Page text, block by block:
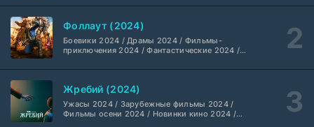
Укрытие (2026)
1-3 сезон
5 серия
HDrezka Studio
Мыс страха (2026)
1 сезон
Dragon Money Studio
2024 / Американские фильмы / Фильмы
высоким рейтингом / Интересные фильмы /
Крутые фильмы / Популярные фильмы
Фоллаут (2024)
Боевики 2024 / Драмы 2024 / Фильмы-
приключения 2024 / Фантастические 2024 /
смотреть / Сериалы в 4K UHD / Американские
Жребий (2024)
Ужасы 2024 / Зарубежные фильмы 2024 /
Фильмы осени 2024 / Новинки кино 2024 /